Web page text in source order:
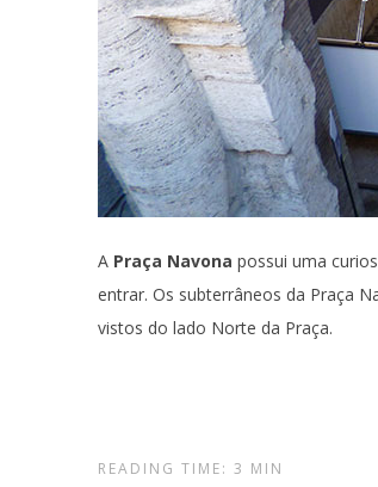
A Praça Navona possui uma
entrar. Os subterrâneos da Praça
vistos do lado Norte da Praça.
READING TIME: 3 MIN